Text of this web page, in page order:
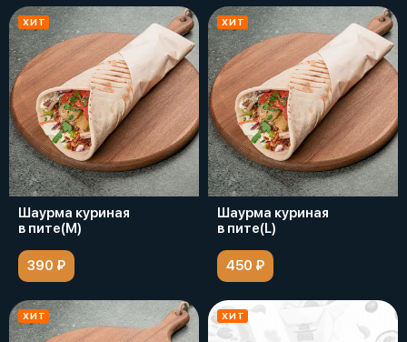
ХИТ
Шаурма куриная
в пите(M)
390 ₽
ХИТ
Шаурма куриная
в пите(L)
450 ₽
ХИТ ХИТ